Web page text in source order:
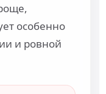
особенно
и ровной